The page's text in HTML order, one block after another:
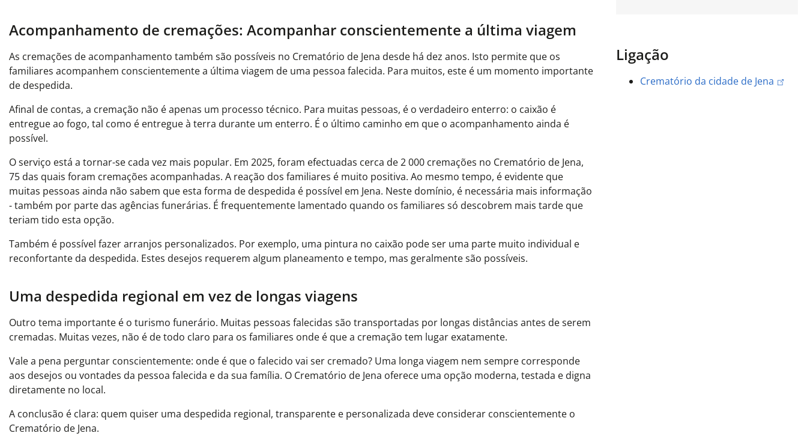
Acompanhamento de cremações: Acompanhar conscientemente a última viagem
As cremações de acompanhamento também são possíveis no Crematório de Jena desde há dez anos. Isto permite que os
familiares acompanhem conscientemente a última viagem de uma pessoa falecida. Para muitos, este é um momento importante
de despedida.
Afinal de contas, a cremação não é apenas um processo técnico. Para muitas pessoas, é o verdadeiro enterro: o caixão é
entregue ao fogo, tal como é entregue à terra durante um enterro. É o último caminho em que o acompanhamento ainda é
possível.
O serviço está a tornar-se cada vez mais popular. Em 2025, foram efectuadas cerca de 2 000 cremações no Crematório de Jena,
75 das quais foram cremações acompanhadas. A reação dos familiares é muito positiva. Ao mesmo tempo, é evidente que
muitas pessoas ainda não sabem que esta forma de despedida é possível em Jena. Neste domínio, é necessária mais informação
- também por parte das agências funerárias. É frequentemente lamentado quando os familiares só descobrem mais tarde que
teriam tido esta opção.
Também é possível fazer arranjos personalizados. Por exemplo, uma pintura no caixão pode ser uma parte muito individual e
reconfortante da despedida. Estes desejos requerem algum planeamento e tempo, mas geralmente são possíveis.
Uma despedida regional em vez de longas viagens
Outro tema importante é o turismo funerário. Muitas pessoas falecidas são transportadas por longas distâncias antes de serem
cremadas. Muitas vezes, não é de todo claro para os familiares onde é que a cremação tem lugar exatamente.
Vale a pena perguntar conscientemente: onde é que o falecido vai ser cremado? Uma longa viagem nem sempre corresponde
aos desejos ou vontades da pessoa falecida e da sua família. O Crematório de Jena oferece uma opção moderna, testada e digna
diretamente no local.
A conclusão é clara: quem quiser uma despedida regional, transparente e personalizada deve considerar conscientemente o
Crematório de Jena.
Ligação
Crematório da cidade de Jena